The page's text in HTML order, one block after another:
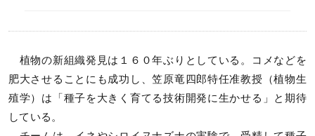
植物の新組織発見は１６０年ぶりとしている。コメなどを
肥大させることにも成功し、笠原竜四郎特任准教授（植物生
殖学）は「種子を大きく育てる技術開発に生かせる」と期待
している。